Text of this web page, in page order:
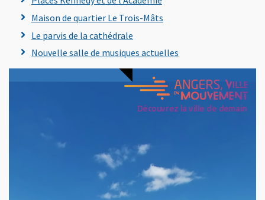
Maison de quartier Le Trois-Mâts
Le parvis de la cathédrale
Nouvelle salle de musiques actuelles